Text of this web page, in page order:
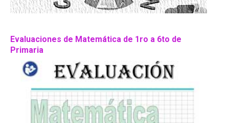
Evaluaciones de Matemática de 1ro a 6to de
Primaria